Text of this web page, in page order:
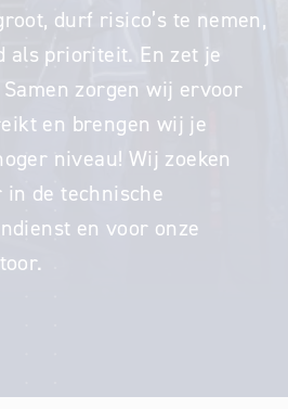
durf risico’s te nemen,
als prioriteit. En zet je
Samen zorgen wij ervoor
en brengen wij je
niveau! Wij zoeken
in de technische
en voor onze